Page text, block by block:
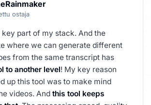
ostaja
key part of my stack. And the
where we can generate different
from the same transcript has
to another level! My key reason
up this tool was to make mind
videos. And this tool keeps